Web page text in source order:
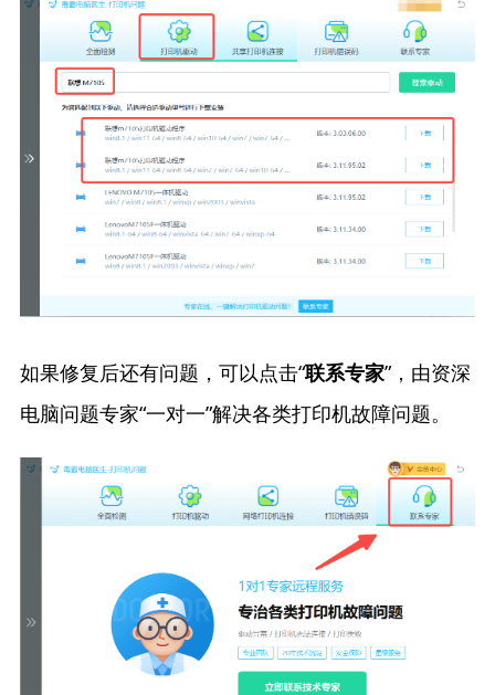
如果修复后还有问题，可以点击“联系专家”，由资深
电脑问题专家“一对一”解决各类打印机故障问题。